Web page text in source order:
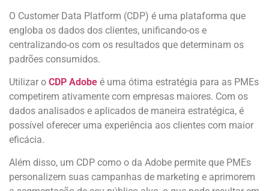
O Customer Data Platform (CDP) é uma plataforma que
engloba os dados dos clientes, unificando-os e
centralizando-os com os resultados que determinam os
padrões consumidos.
Utilizar o CDP Adobe é uma ótima estratégia para as PMEs
competirem ativamente com empresas maiores. Com os
dados analisados e aplicados de maneira estratégica, é
possível oferecer uma experiência aos clientes com maior
eficácia.
Além disso, um CDP como o da Adobe permite que PMEs
personalizem suas campanhas de marketing e aprimorem